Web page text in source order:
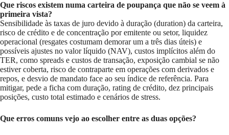
Que riscos existem numa carteira de poupança que não se veem à
primeira vista?
Sensibilidade às taxas de juro devido à duração (duration) da carteira,
risco de crédito e de concentração por emitente ou setor, liquidez
operacional (resgates costumam demorar um a três dias úteis) e
possíveis ajustes no valor líquido (NAV), custos implícitos além do
TER, como spreads e custos de transação, exposição cambial se não
estiver coberta, risco de contraparte em operações com derivados e
repos, e desvio de mandato face ao seu índice de referência. Para
mitigar, pede a ficha com duração, rating de crédito, dez principais
posições, custo total estimado e cenários de stress.
Que erros comuns vejo ao escolher entre as duas opções?